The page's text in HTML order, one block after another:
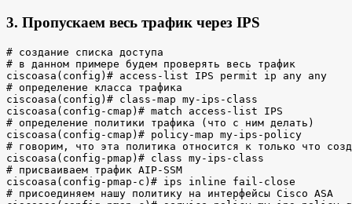
3. Пропускаем весь трафик через IPS
# создание списка доступа
# в данном примере будем проверять весь трафик
ciscoasa(config)# access-list IPS permit ip any any
# определение класса трафика
ciscoasa(config)# class-map my-ips-class
ciscoasa(config-cmap)# match access-list IPS
# определение политики трафика (что с ним делать)
ciscoasa(config-cmap)# policy-map my-ips-policy
# говорим, что эта политика относится к только что
ciscoasa(config-pmap)# class my-ips-class
# присваиваем трафик AIP-SSM
ciscoasa(config-pmap-c)# ips inline fail-close
# присоединяем нашу политику на интерфейсы Cisco ASA